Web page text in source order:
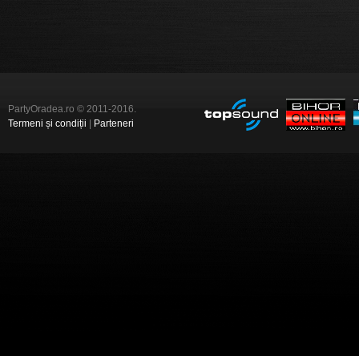
PartyOradea.ro © 2011-2016.
Termeni și condiții
Parteneri